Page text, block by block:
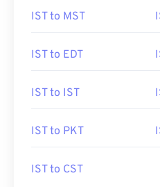
IST to MST
IST to EDT
IST to IST
IST to PKT
IST to CST